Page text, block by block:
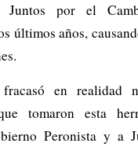
Juntos por el
últimos años,
en realidad
tomaron esta
Peronista y a